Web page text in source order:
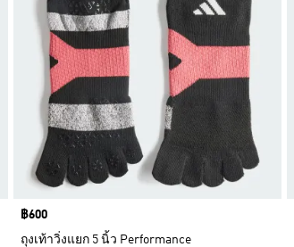
Price
฿600
ถุงเท้าวิ่งแยก 5 นิ้ว Performance